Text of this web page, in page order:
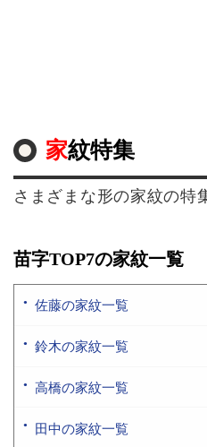
家紋特集
さまざまな形の家紋の特
苗字TOP7の家紋一覧
佐藤の家紋一覧
鈴木の家紋一覧
高橋の家紋一覧
田中の家紋一覧